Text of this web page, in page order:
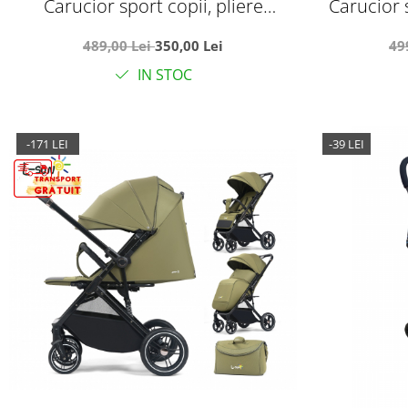
Carucior sport copii, pliere
troller, C8 crem
489,00 Lei350,00 Lei
IN STOC
Carucior
-171 LEI -39 LEI